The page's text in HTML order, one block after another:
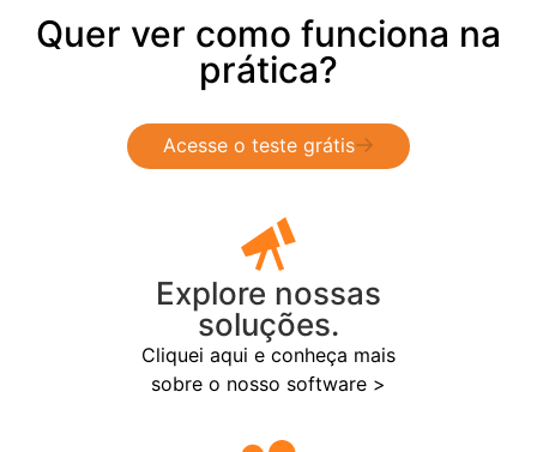
Quer ver como funciona na
prática?
Acesse o teste grátis
Explore nossas
soluções.
Cliquei aqui e conheça mais
sobre o nosso software >